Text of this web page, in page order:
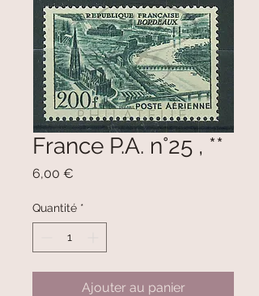
France P.A. n°25 , **
6,00 €
Quantité *
Ajouter au panier